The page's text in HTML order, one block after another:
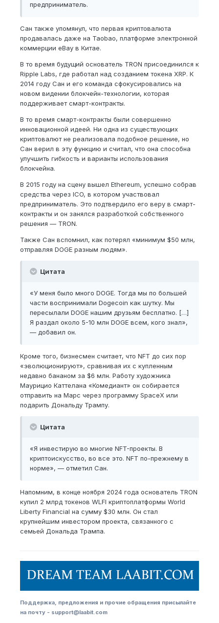
предприниматель.
Сан также упомянул, что первая криптовалюта
продавалась даже на Taobao, платформе электронной
коммерции eBay в Китае.
В то время будущий основатель TRON присоединился к
Ripple Labs, где работал над созданием токена XRP. К
2014 году Сан и его команда сфокусировались на
новом видении блокчейн-технологии, которая
поддерживает смарт-контракты.
В то время смарт-контракты были совершенно
инновационной идеей. Ни одна из существующих
криптовалют не реализовала подобное решение, но
Сан верил в эту функцию и считал, что она способна
улучшить гибкость и варианты использования
блокчейна.
В 2015 году на сцену вышел Ethereum, успешно собрав
средства через ICO, в котором участвовал
предприниматель. Это подтвердило его веру в смарт-
контракты и он занялся разработкой собственного
решения — TRON.
Также Сан вспомнил, как потерял «минимум $50 млн,
отправляя DOGE разным людям».
Цитата
«У меня было много DOGE. Тогда мы по большей
части воспринимали Dogecoin как шутку. Мы
пересылали DOGE нашим друзьям бесплатно. […]
Я раздал около 5-10 млн DOGE всем, кого знал»,
— добавил он.
Кроме того, бизнесмен считает, что NFT до сих пор
«эволюционируют», сравнивая их с купленным
недавно бананом за $6 млн. Работу художника
Маурицио Каттелана «Комедиант» он собирается
отправить на Марс через программу SpaceX или
подарить Дональду Трампу.
Цитата
«Я инвестирую во многие NFT-проекты. В
криптоискусство, во все это. NFT по-прежнему в
норме», — отметил Сан.
Напомним, в конце ноября 2024 года основатель TRON
купил 2 млрд токенов WLFI криптоплатформы World
Liberty Financial на сумму $30 млн. Он стал
крупнейшим инвестором проекта, связанного с
семьей Дональда Трампа.
Поддержка, предложения и прочие обращения присылайте
на почту - support@laabit.com